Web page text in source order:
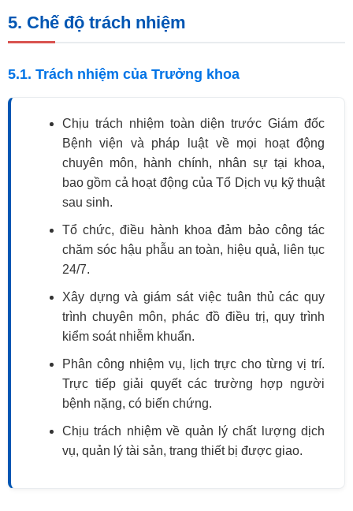
5. Chế độ trách nhiệm
5.1. Trách nhiệm của Trưởng khoa
Chịu trách nhiệm toàn diện trước Giám đốc
Bệnh viện và pháp luật về mọi hoạt động
chuyên môn, hành chính, nhân sự tại khoa,
bao gồm cả hoạt động của Tổ Dịch vụ kỹ thuật
sau sinh.
Tổ chức, điều hành khoa đảm bảo công tác
chăm sóc hậu phẫu an toàn, hiệu quả, liên tục
24/7.
Xây dựng và giám sát việc tuân thủ các quy
trình chuyên môn, phác đồ điều trị, quy trình
kiểm soát nhiễm khuẩn.
Phân công nhiệm vụ, lịch trực cho từng vị trí.
Trực tiếp giải quyết các trường hợp người
bệnh nặng, có biến chứng.
Chịu trách nhiệm về quản lý chất lượng dịch
vụ, quản lý tài sản, trang thiết bị được giao.